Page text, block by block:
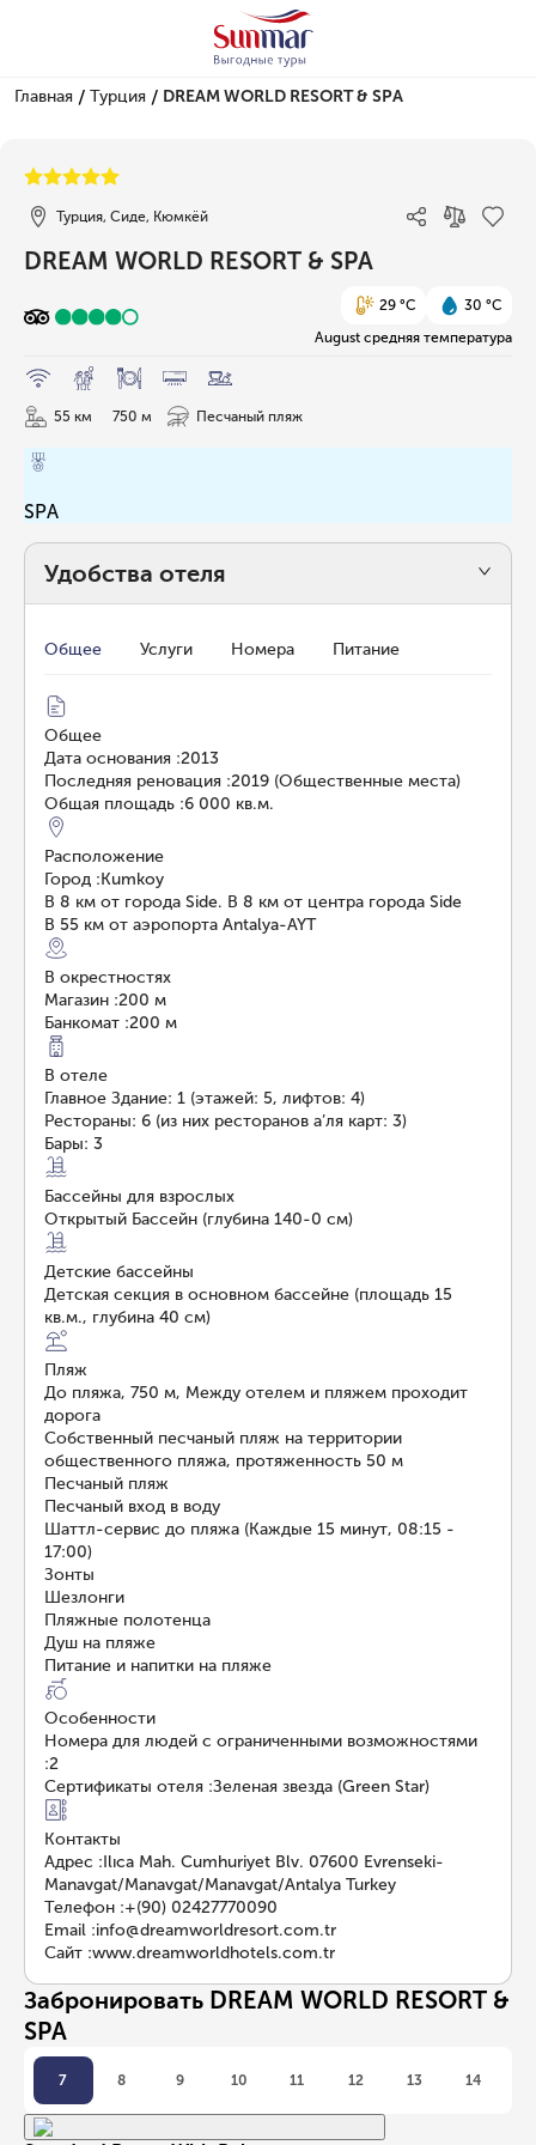
Главная / Турция / DREAM WORLD RESORT & SPA
Турция, Сиде, Кюмкёй
DREAM WORLD RESORT & SPA
29 °C
30 °C
August средняя температура
55 км 750 м Песчаный пляж
SPA
Удобства отеля
Общее Услуги Номера Питание
Общее
Дата основания :2013
Последняя реновация :2019 (Общественные места)
Общая площадь :6 000 кв.м.
Расположение
Город :Kumkoy
В 8 км от города Side. В 8 км от центра города Side
В 55 км от аэропорта Antalya-AYT
В окрестностях
Магазин :200 м
Банкомат :200 м
В отеле
Главное Здание: 1 (этажей: 5, лифтов: 4)
Рестораны: 6 (из них ресторанов а’ля карт: 3)
Бары: 3
Бассейны для взрослых
Открытый Бассейн (глубина 140-0 см)
Детские бассейны
Детская секция в основном бассейне (площадь 15
кв.м., глубина 40 см)
Пляж
До пляжа, 750 м, Между отелем и пляжем проходит
дорога
Собственный песчаный пляж на территории
общественного пляжа, протяженность 50 м
Песчаный пляж
Песчаный вход в воду
Шаттл-сервис до пляжа (Каждые 15 минут, 08:15 -
17:00)
Зонты
Шезлонги
Пляжные полотенца
Душ на пляже
Питание и напитки на пляже
Особенности
Номера для людей с ограниченными возможностями
:2
Сертификаты отеля :Зеленая звезда (Green Star)
Контакты
Адрес :Ilıca Mah. Cumhuriyet Blv. 07600 Evrenseki-
Manavgat/Manavgat/Manavgat/Antalya Turkey
Телефон :+(90) 02427770090
Email :info@dreamworldresort.com.tr
Сайт :www.dreamworldhotels.com.tr
Забронировать DREAM WORLD RESORT &
SPA
7 8 9 10 11 12 13 14